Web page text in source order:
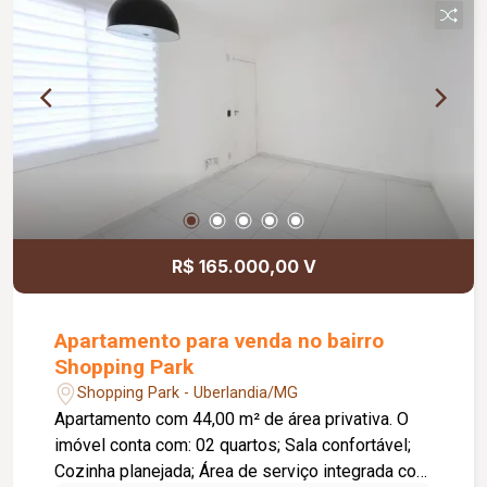
suíte possuem box em blindex, armários,
espelhos e chuveiros. A cozinha é planejada com
armários, a área de serviço é separada, coberta e
conta com armário, oferecendo maior praticidade.
A casa possui ainda uma agradável varanda
gourmet com churrasqueira e entrada
independente pela garagem. A sala e os quartos
são equipados com ventiladores de teto, e todos
os ambientes possuem piso em cerâmica. Com
área útil aproximada de 107 m², este imóvel é
uma excelente opção para quem busca conforto,
R$ 165.000,00 V
Apartamento para venda no bairro
Shopping Park
Shopping Park - Uberlandia/MG
Apartamento com 44,00 m² de área privativa. O
imóvel conta com: 02 quartos; Sala confortável;
Cozinha planejada; Área de serviço integrada com